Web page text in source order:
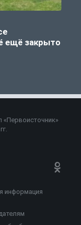
ещё закрыто
информация